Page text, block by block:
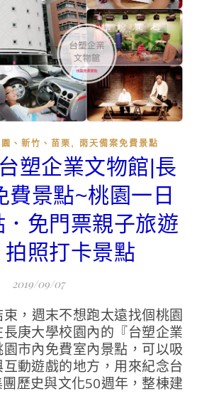
、新竹、苗栗 , 雨天備案免費景點
塑企業文物館|長
費景點~桃園一日
免門票親子旅遊
拍照打卡景點
2019/09/07
庚大學校園內的『台塑企業
市內免費室內景點，可以吸
動遊戲的地方，用來紀念台
歷史與文化50週年，整棟建